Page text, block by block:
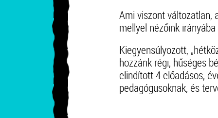
Ami viszont változatlan,
mellyel nézőink
Kiegyensúlyozott,
hozzánk régi, hűséges
elindított 4 előadásos,
pedagógusoknak, és